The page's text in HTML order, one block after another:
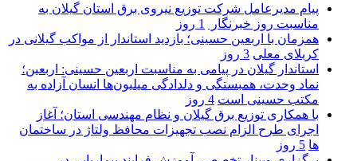
پیام مدیرعامل شركت توزیع نیروی برق استان گیلان به
مناسبت روز خبرنگار ‌
1 روز
همزمان با اربعین حسینی؛ بازدید استاندار از مواکب گیلانی در
کربلای معلی 3 روز
استاندار گیلان در پیامی به مناسبت اربعین حسینی: اربعین؛
نماد وحدت، همبستگی و دلدادگی میلیون‌ها انسان آزاده به
مکتب حسینی است 4 روز
با همکاری توزیع برق گیلان و نظام مهندسی استان؛ آغاز
اجرای طرح الزام نصب تجهیزات محافظ ولتاژ در ساختمان
ها 5 روز